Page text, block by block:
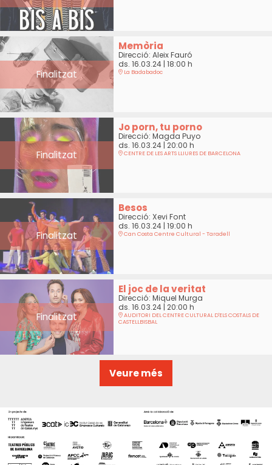
Finalitzat
Memòria
Direcció: Aleix Fauró
ds. 16.03.24| 18:00 h
La Badabadoc
Finalitzat
Jo porn, tu porno
Direcció: Magda Puyo
ds. 16.03.24| 20:00 h
CENTRE DE LES ARTS LLIURES DE BARCELONA
Finalitzat
Besos
Direcció: Xevi Font
ds. 16.03.24| 19:00 h
Can Costa Centre Cultural - Taradell
Finalitzat
El joc de la veritat
Direcció: Miquel Murga
ds. 16.03.24| 20:00 h
AUDITORI DEL CENTRE CULTURAL D'ELS COSTALS DE
CASTELLBISBAL
Veure més